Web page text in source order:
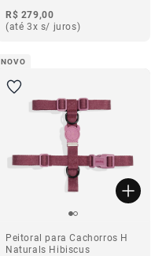
R$ 279,00
(até 3x s/ juros)
NOVO
Peitoral para Cachorros H
Naturals Hibiscus